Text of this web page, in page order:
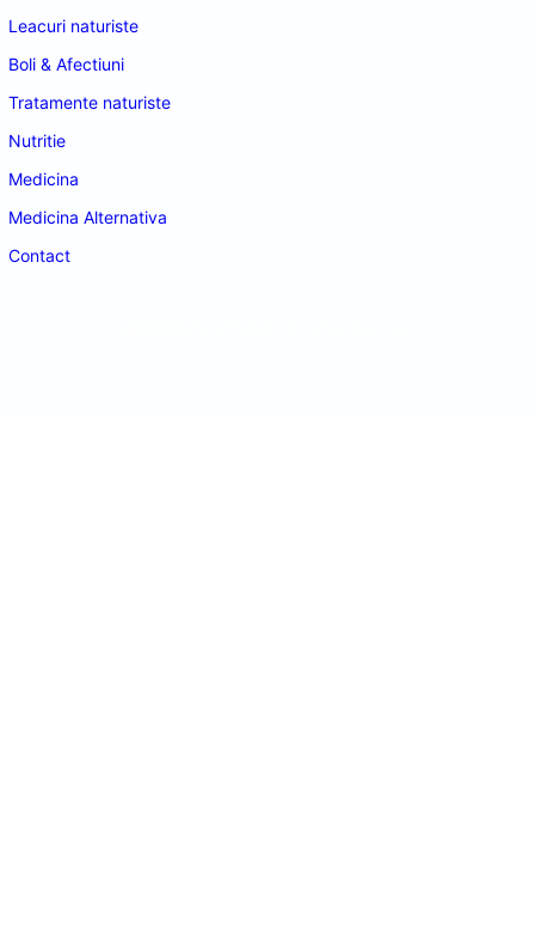
Leacuri naturiste
Boli & Afectiuni
Tratamente naturiste
Nutritie
Medicina
Medicina Alternativa
Contact